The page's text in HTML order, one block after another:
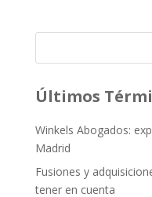
Últimos
Winkels Abogados:
Madrid
Fusiones y
tener en cuenta